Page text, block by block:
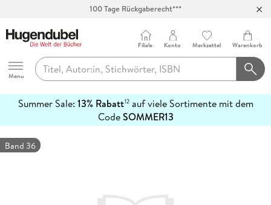
100 Tage Rückgaberecht***
Hugendubel
Menu
Filiale Konto Merkzettel Warenkorb
Summer Sale: 13% Rabatt12auf viele Sortimente mit dem
CodeSOMMER13
erfahren
Band 36